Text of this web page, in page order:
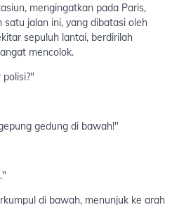
mengingatkan pada Paris,
satu jalan ini, yang dibatasi oleh
sepuluh lantai, berdirilah
mencolok.
gedung di bawah!"
di bawah, menunjuk ke arah